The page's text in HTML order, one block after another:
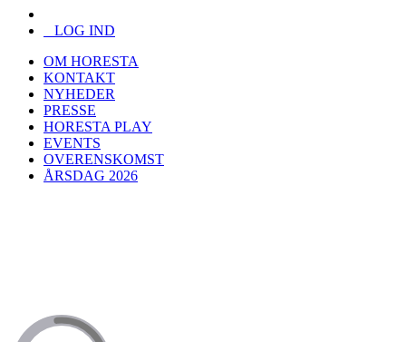
LOG IND
OM HORESTA
KONTAKT
NYHEDER
PRESSE
HORESTA PLAY
EVENTS
OVERENSKOMST
ÅRSDAG 2026